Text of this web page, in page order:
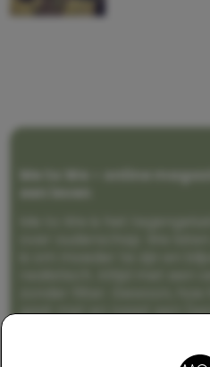
Me to We – online
gaat met en naast een